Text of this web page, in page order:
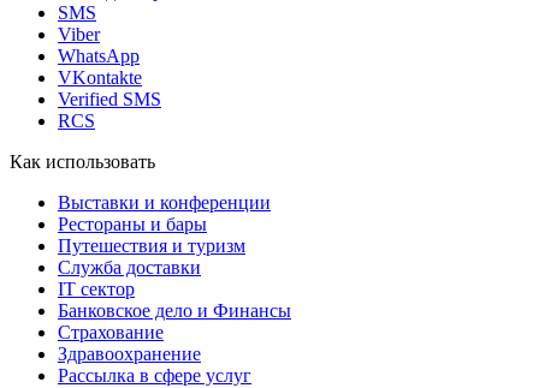
SMS
Viber
WhatsApp
VKontakte
Verified SMS
RCS
Как использовать
Выставки и конференции
Рестораны и бары
Путешествия и туризм
Служба доставки
IT сектор
Банковское дело и Финансы
Страхование
Здравоохранение
Рассылка в сфере услуг